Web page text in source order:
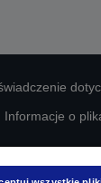
Informacje o